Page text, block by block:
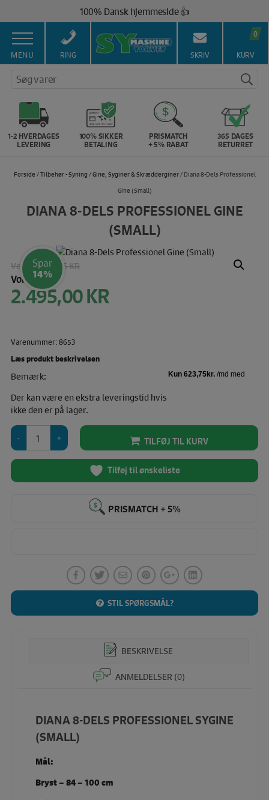
indholdet
100% Dansk hjemmeside 👍
Brug for hjælp? Ring på 43 44 45 15 ☎️
Vi matcher alle danske priser 💰
MENU RING SKRIV
0
KURV
Søg varer
1-2 HVERDAGES
LEVERING
100% SIKKER
BETALING
PRISMATCH
+ 5% RABAT
365 DAGES
RETURRET
Forside /Tilbehør - Syning /Gine, Syginer & Skrædderginer/ Diana 8-Dels Professionel
Gine (Small)
Spar
14%
DIANA 8-DELS PROFESSIONEL GINE
(SMALL)
Vejl. pris:2895 KR
Vores pris:
Den
oprindelige
2.495,00KR
pris
er:
2.495,00 KR.
Varenummer: 8653
Læs produkt beskrivelsen
Bemærk:
Der kan være en ekstra leveringstid hvis
ikke den er på lager.
Dels
Gine
TILFØJ TIL KURV
Tilføj til ønskeliste
PRISMATCH + 5%
STIL SPØRGSMÅL?
BESKRIVELSE
ANMELDELSER (0)
DIANA 8-DELS PROFESSIONEL SYGINE
(SMALL)
Mål:
Bryst – 84 – 100 cm